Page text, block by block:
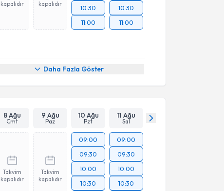
kapalıdır
kapalıdır
10:30
11:00
10:30
11:00
Daha Fazla Göster
8 Ağu
Cmt
9 Ağu
Paz
10 Ağu
Pzt
11 Ağu
Sal
Takvim
kapalıdır
Takvim
kapalıdır
09:00
09:30
10:00
10:30
09:00
09:30
10:00
10:30